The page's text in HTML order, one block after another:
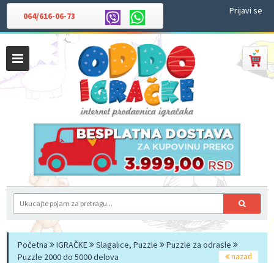
064/616-06-73 Prijavi se
Početna IGRAČKE Slagalice, Puzzle
Puzzle za odrasle
Puzzle 2000 do 5000 delova
nazad